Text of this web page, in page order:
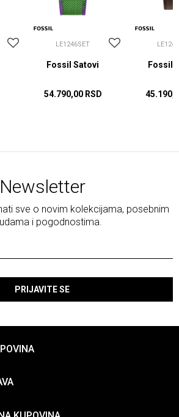
LE1246SET
Fossil Satovi
54.790,00 RSD
Fossil
Newsletter
sve o novim kolekcijama, posebnim
i pogodnostima.
PRIJAVITE SE